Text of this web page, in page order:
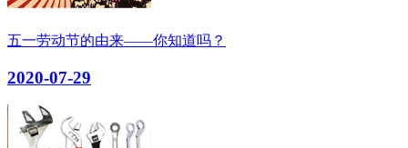
五一劳动节的由来——你知道吗？
2020-07-29